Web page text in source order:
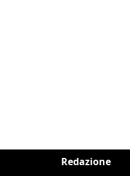
Redazione